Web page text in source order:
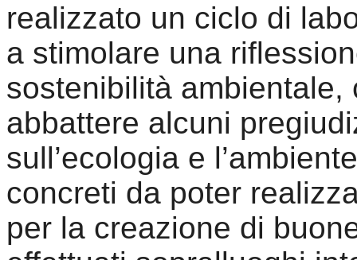
realizzato un ciclo di
a stimolare una
sostenibilità
abbattere alcuni
sull’ecologia e
concreti da poter
per la creazione di